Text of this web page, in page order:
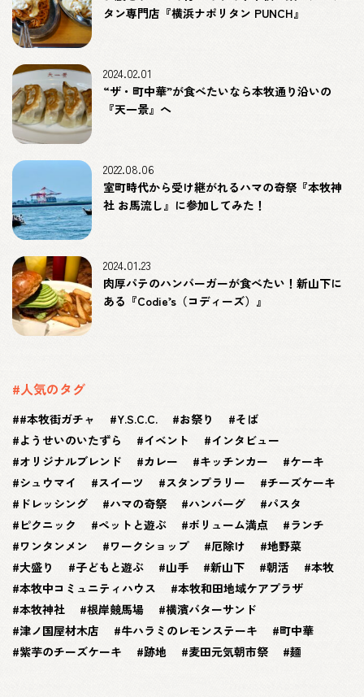
タン専門店『横浜ナポリタン PUNCH』
“ザ・町中華”が食べたいなら本牧通り沿いの
『天一景』へ
2024.02.01
室町時代から受け継がれるハマの奇祭『本牧神
社 お馬流し』に参加してみた！
2022.08.06
肉厚パテのハンバーガーが食べたい！新山下に
ある『Codie’s（コディーズ）』
2024.01.23
#人気のタグ
#本牧街ガチャ Y.S.C.C. お祭り
そば
ようせいのいたずら
イベント
インタビュー
オリジナルブレンド
カレー キッチンカー
ケーキ
シュウマイ
スイーツ スタンプラリー
チーズケーキ
ドレッシング
ハマの奇祭 ハンバーグ
パスタ
ピクニック
ペットと遊ぶ ボリューム満点
ランチ
ワンタンメン
ワークショップ 厄除け
地野菜
大盛り
子どもと遊ぶ 山手 新山下 朝活
本牧
本牧中コミュニティハウス
本牧和田地域ケアプラザ
本牧神社
根岸競馬場
横濱バターサンド
津ノ国屋材木店
牛ハラミのレモンステーキ
町中華
紫芋のチーズケーキ
跡地 麦田元気朝市祭 麺